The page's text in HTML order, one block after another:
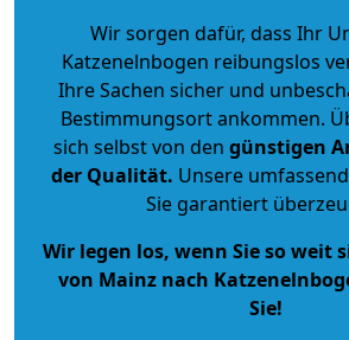
Wir sorgen dafür, dass Ihr
Katzenelnbogen reibungslos
Ihre Sachen sicher und
Bestimmungsort ankommen.
sich selbst von den günstigen
der Qualität. Unsere
Sie garantiert
Wir legen los, wenn Sie so weit
von Mainz nach
Sie!